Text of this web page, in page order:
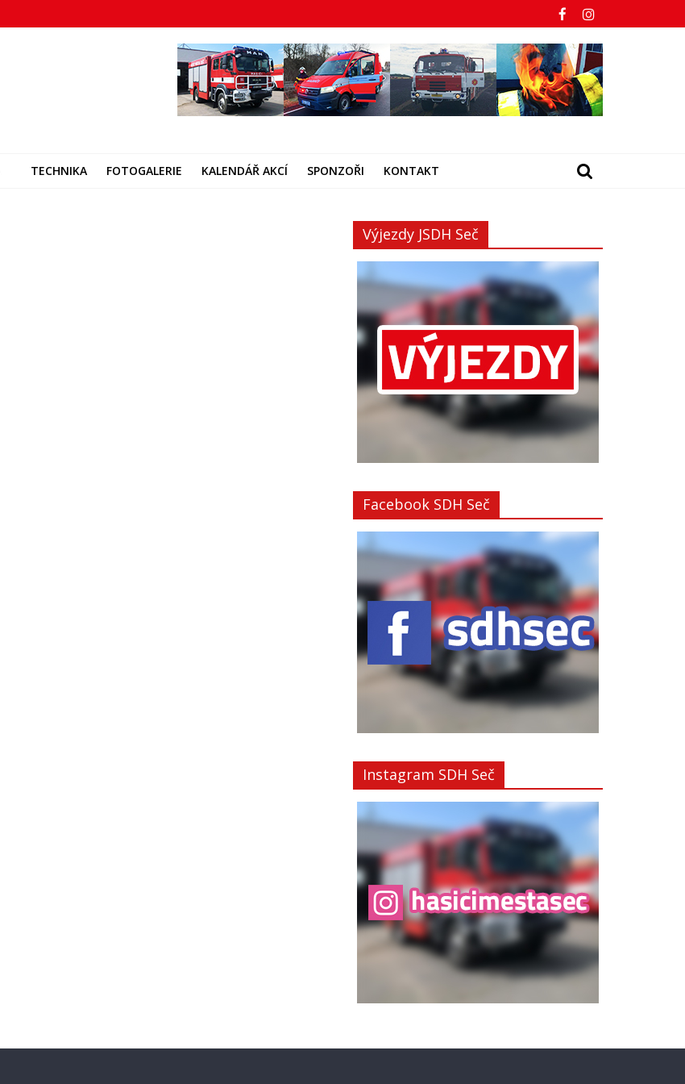
TECHNIKA FOTOGALERIE KALENDÁŘ AKCÍ SPONZOŘI KONTAKT
Výjezdy JSDH Seč
Facebook SDH Seč
Instagram SDH Seč